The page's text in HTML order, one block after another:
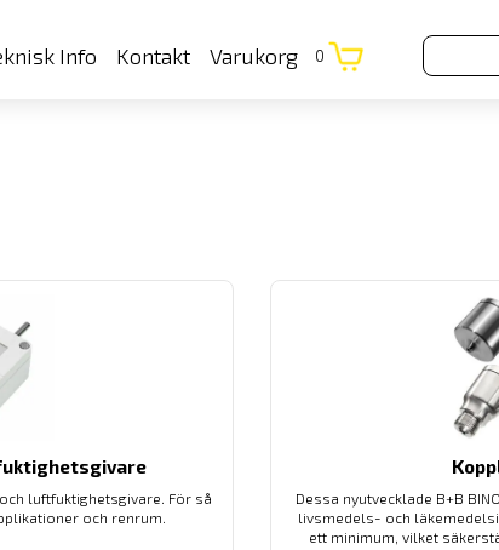
Info Kontakt Varukorg 0
luftfuktighetsgivare. För så
och renrum.
Dessa nyutvecklade B+B
livsmedels- och
ett minimum, vilket